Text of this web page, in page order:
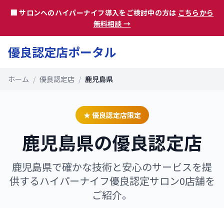
🏢 サロンへのハイパーナイフ導入をご検討中の方は こちらから
無料相談 →
優良認定店ポータル
ホーム / 優良認定店 / 鹿児島県
★ 優良認定店限定
鹿児島県の優良認定店
鹿児島県で確かな技術と安心のサービスを提
供するハイパーナイフ優良認定サロン0店舗を
ご紹介。